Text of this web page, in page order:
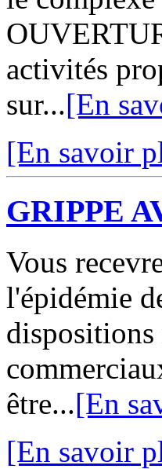
activités
sur...[En
[En savoir
GRIPPE
Vous
l'épidémie
dispositions
être...[En
[En savoir